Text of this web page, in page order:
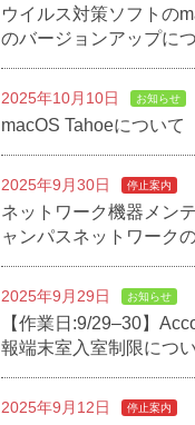
ウイルス対策ソフトの
のバージョンアップに
2025年10月10日 お知らせ
macOS Tahoeについて
2025年9月30日 停止案内
ネットワーク機器メン
ャンパスネットワーク
2025年9月29日 お知らせ
【作業日:9/29–30】
報端末室入室制限につ
2025年9月12日 停止案内